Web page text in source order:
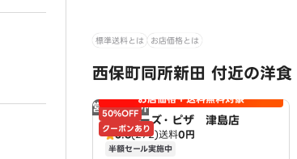
標準送料とは お店価格とは
西保町同所新田 付近の洋食
営業時間外
50%OFF
クーポンあり
お店価格＋送料無料対象
アオキーズ・ピザ 津島店
3.8(272)送料0円
半額セール実施中